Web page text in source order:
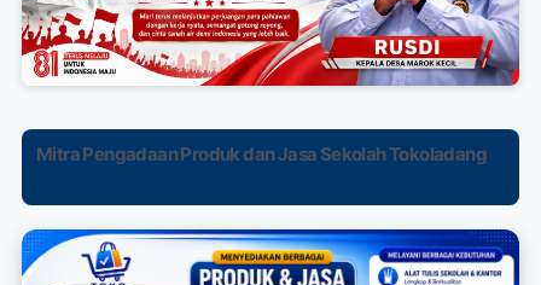
Mitra Pengadaan Produk dan Jasa Sekolah Tokoladang